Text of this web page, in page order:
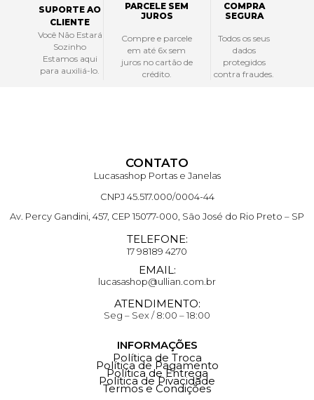
SUPORTE AO
CLIENTE
Você Não Estará
Sozinho
Estamos aqui
para auxiliá-lo.
PARCELE SEM
JUROS
Compre e parcele
em até 6x sem
juros no cartão de
crédito.
COMPRA
SEGURA
Todos os seus
dados
protegidos
contra fraudes.
CONTATO
Lucasashop Portas e Janelas
CNPJ 45.517.000/0004-44
Av. Percy Gandini, 457, CEP 15077-000, São José do Rio Preto – SP
TELEFONE:
17 98189 4270
EMAIL:
lucasashop@ullian.com.br
ATENDIMENTO:
Seg – Sex / 8:00 – 18:00
INFORMAÇÕES
Política de Troca
Política de Pagamento
Política de Entrega
Política de Pivacidade
Termos e Condições